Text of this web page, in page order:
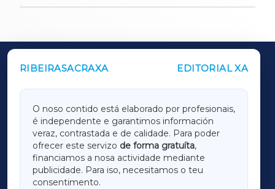
RIBEIRASACRAXA EDITORIAL XA
O noso contido está elaborado por profesionais,
é independente e garantimos información
veraz, contrastada e de calidade. Para poder
ofrecer este servizo de forma gratuíta,
financiamos a nosa actividade mediante
publicidade. Para iso, necesitamos o teu
consentimento.
OUTROS PERIÓDICOS
LUGOXA
TERRACHAXA